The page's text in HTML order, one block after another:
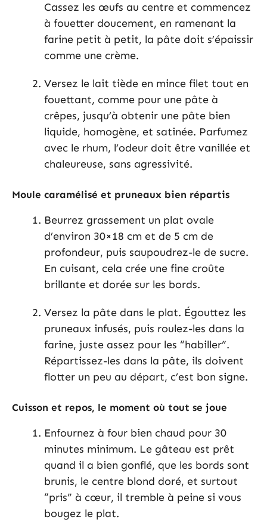
Cassez les œufs au centre et commencez
à fouetter doucement, en ramenant la
farine petit à petit, la pâte doit s’épaissir
comme une crème.
Versez le lait tiède en mince filet tout en
fouettant, comme pour une pâte à
crêpes, jusqu’à obtenir une pâte bien
liquide, homogène, et satinée. Parfumez
avec le rhum, l’odeur doit être vanillée et
chaleureuse, sans agressivité.
Moule caramélisé et pruneaux bien répartis
Beurrez grassement un plat ovale
d’environ 30×18 cm et de 5 cm de
profondeur, puis saupoudrez-le de sucre.
En cuisant, cela crée une fine croûte
brillante et dorée sur les bords.
Versez la pâte dans le plat. Égouttez les
pruneaux infusés, puis roulez-les dans la
farine, juste assez pour les “habiller”.
Répartissez-les dans la pâte, ils doivent
flotter un peu au départ, c’est bon signe.
Cuisson et repos, le moment où tout se joue
Enfournez à four bien chaud pour 30
minutes minimum. Le gâteau est prêt
quand il a bien gonflé, que les bords sont
brunis, le centre blond doré, et surtout
“pris” à cœur, il tremble à peine si vous
bougez le plat.